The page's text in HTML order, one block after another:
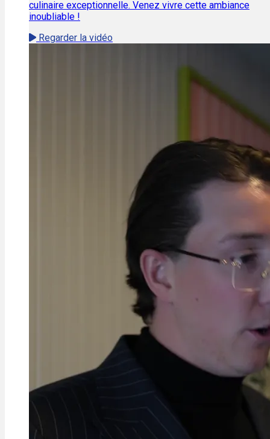
culinaire exceptionnelle. Venez vivre cette ambiance
inoubliable !
Regarder la vidéo